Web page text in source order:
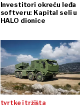
Investitori okreću leđa
softveru: Kapital seli u
HALO dionice
tvrtke i tržišta